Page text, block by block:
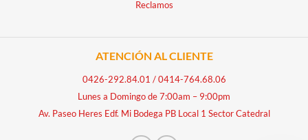
Reclamos
ATENCIÓN AL CLIENTE
0426-292.84.01 /0414-764.68.06
Lunes a Domingo de 7:00am – 9:00pm
Av. Paseo Heres Edf. Mi Bodega PB Local 1 Sector Catedral